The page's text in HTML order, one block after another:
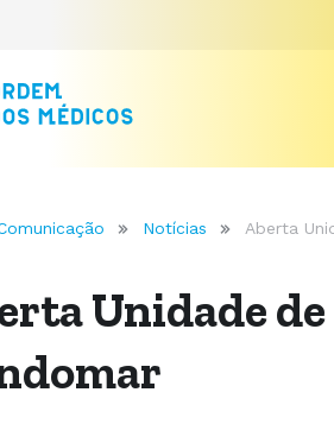
Notícias Aberta
Unidade